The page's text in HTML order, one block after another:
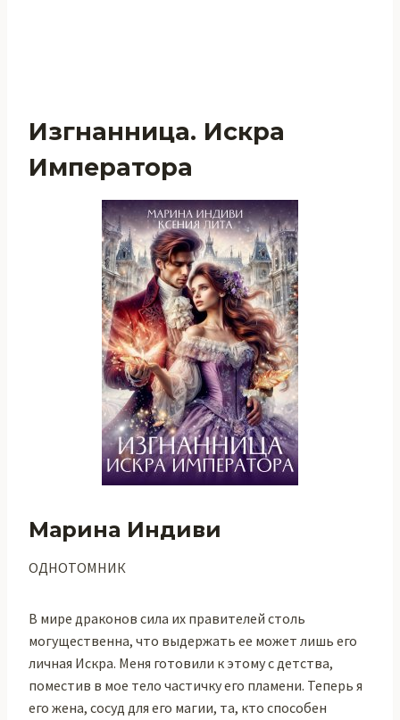
Изгнанница. Искра
Императора
Марина Индиви
ОДНОТОМНИК
В мире драконов сила их правителей столь
могущественна, что выдержать ее может лишь его
личная Искра. Меня готовили к этому с детства,
поместив в мое тело частичку его пламени. Теперь я
его жена, сосуд для его магии, та, кто способен